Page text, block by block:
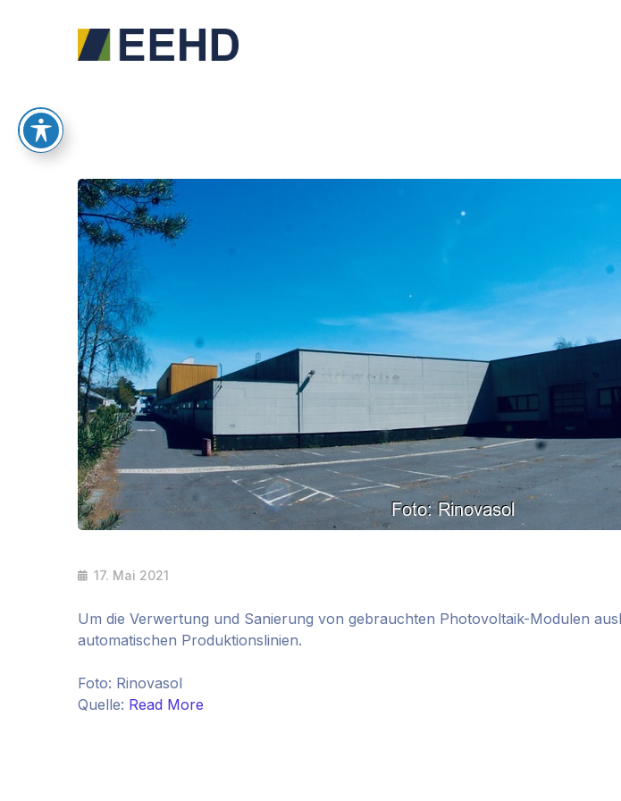
17. Mai 2021
Um die Verwertung und Sanierung von gebrauchten Photovoltaik-Modulen
automatischen Produktionslinien.
Foto: Rinovasol
Quelle: Read More